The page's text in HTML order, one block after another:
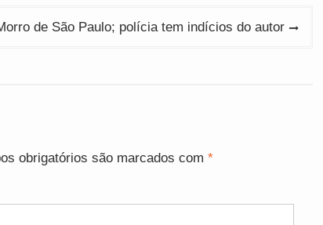
de São Paulo; polícia tem indícios do autor
obrigatórios são marcados com *